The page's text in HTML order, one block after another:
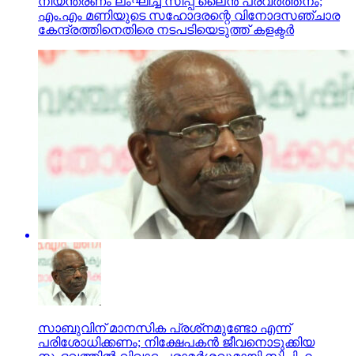
എം.എം മണിയുടെ സഹോദരന്റെ വിനോദസഞ്ചാര
കേന്ദ്രത്തിനെതിരെ നടപടിയെടുത്ത് കളക്ടര്‍
സാബുവിന് മാനസിക പ്രശ്‌നമുണ്ടോ എന്ന്
പരിശോധിക്കണം; നിക്ഷേപകന്‍ ജീവനൊടുക്കിയ